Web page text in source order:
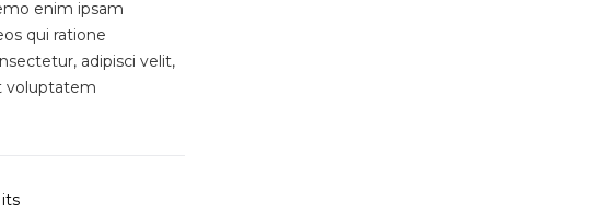
enim ipsam
qui ratione
adipisci velit,
voluptatem